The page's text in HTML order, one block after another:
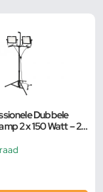
Dubbele
2 x 150 Watt – 2 x